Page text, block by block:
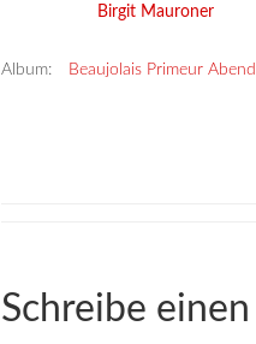
Birgit Mauroner
Album: Beaujolais Primeur
Schreibe